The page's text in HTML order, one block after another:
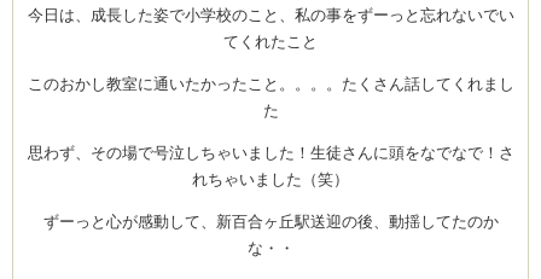
今日は、成長した姿で小学校のこと、私の事をずーっと忘れないでい
てくれたこと
このおかし教室に通いたかったこと。。。。たくさん話してくれまし
た
思わず、その場で号泣しちゃいました！生徒さんに頭をなでなで！さ
れちゃいました（笑）
ずーっと心が感動して、新百合ヶ丘駅送迎の後、動揺してたのか
な・・